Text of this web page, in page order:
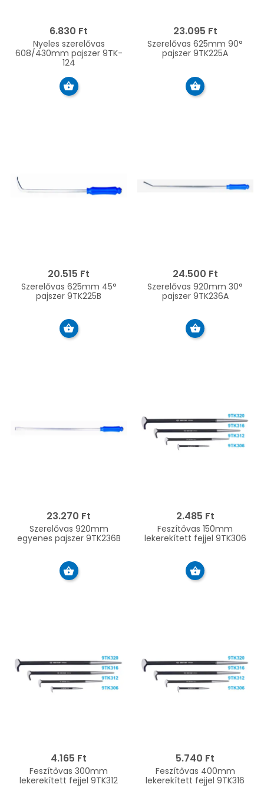
6.830 Ft
Nyeles szerelővas
608/430mm pajszer 9TK-
124
23.095 Ft
Szerelővas 625mm 90°
pajszer 9TK225A
20.515 Ft
Szerelővas 625mm 45°
pajszer 9TK225B
24.500 Ft
Szerelővas 920mm 30°
pajszer 9TK236A
23.270 Ft
Szerelővas 920mm
egyenes pajszer 9TK236B
2.485 Ft
Feszítővas 150mm
lekerekített fejjel 9TK306
4.165 Ft
Feszítővas 300mm
lekerekített fejjel 9TK312
5.740 Ft
Feszítővas 400mm
lekerekített fejjel 9TK316